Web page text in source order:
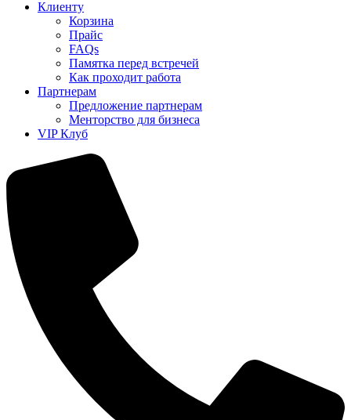
Клиенту
Корзина
Прайс
FAQs
Памятка перед встречей
Как проходит работа
Партнерам
Предложение партнерам
Менторство для бизнеса
VIP Клуб